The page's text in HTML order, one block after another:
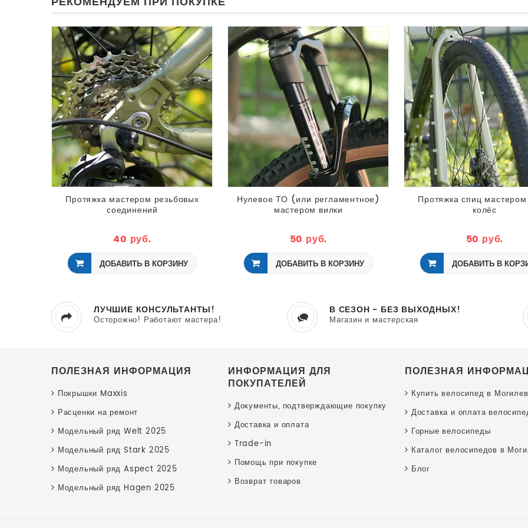
Протяжка мастером резьбовых
соединений
40 руб.
ДОБАВИТЬ В КОРЗИНУ
Нулевое ТО (или регламентное)
мастером вилки
50 руб.
ДОБАВИТЬ В КОРЗИНУ
Протяжка спиц
колёс
50 руб.
ДОБАВИТЬ В
ЛУЧШИЕ КОНСУЛЬТАНТЫ!
Осторожно! Работают мастера!
В СЕЗОН - БЕЗ ВЫХОДНЫХ!
Магазин и мастерская
ПОЛЕЗНАЯ ИНФОРМАЦИЯ
Покрышки Maxxis
Расценки на ремонт
Модельный ряд Welt 2025
Модельный ряд Stark 2025
Модельный ряд Aspect 2025
Модельный ряд Hagen 2025
ИНФОРМАЦИЯ ДЛЯ
ПОКУПАТЕЛЕЙ
Документы, подтверждающие покупку
Доставка и оплата
Trade-in
Помощь при покупке
Возврат товаров
ПОЛЕЗНАЯ
Купить велосипед в
Доставка и оплата
Горные велосипеды
Каталог велосипедов в
Блог